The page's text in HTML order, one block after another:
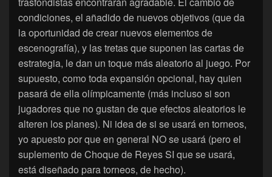
condiciones, el añadido de nuevos objetivos (que da
la oportunidad de crear nuevos elementos de
escenografía), y las tretas que suponen las cartas de
estrategia, le dan un toque más aleatorio al juego. Por
supuesto, como toda expansión opcional, hay quien
pasará de ella olímpicamente (más incluso si son
jugadores que no gustan de que efectos aleatorios le
alteren los planes). Ni idea de si se usará en torneos,
yo apuesto por que en general NO se usará (pero el
suplemento de Choque de Reyes SI que se usará,
está diseñado para torneos, de hecho).